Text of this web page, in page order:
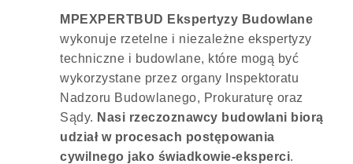
MPEXPERTBUD Ekspertyzy Budowlane
wykonuje rzetelne i niezależne ekspertyzy
techniczne i budowlane, które mogą być
wykorzystane przez organy Inspektoratu
Nadzoru Budowlanego, Prokuraturę oraz
Sądy. Nasi rzeczoznawcy budowlani biorą
udział w procesach postępowania
cywilnego jako świadkowie-eksperci.